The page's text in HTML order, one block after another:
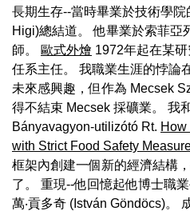
長期生存--當時畢業於技術學院
Higi)總結道。 他畢業於索菲亞
師。
歐式外燴 1972年起在某
任系主任。 我職業生涯的悖論
未來感興趣，但作為 Mecsek
得不結束 Mecsek 採礦業。 我
Bányavagyon-utilizótó Rt. How
with Strict Food Safety
框架內創建一個新的經濟結構
了。 重現--他回憶起他博士職
萬‧貢多奇 (István Göndöcs)。